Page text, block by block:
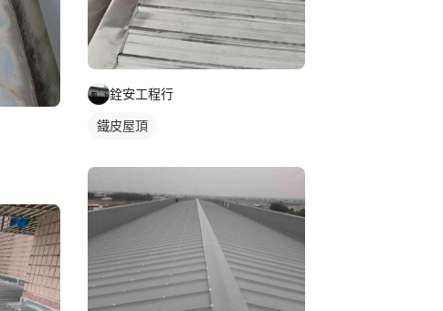
銓安工程行
鐵皮屋頂